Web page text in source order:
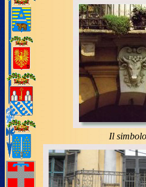
Il